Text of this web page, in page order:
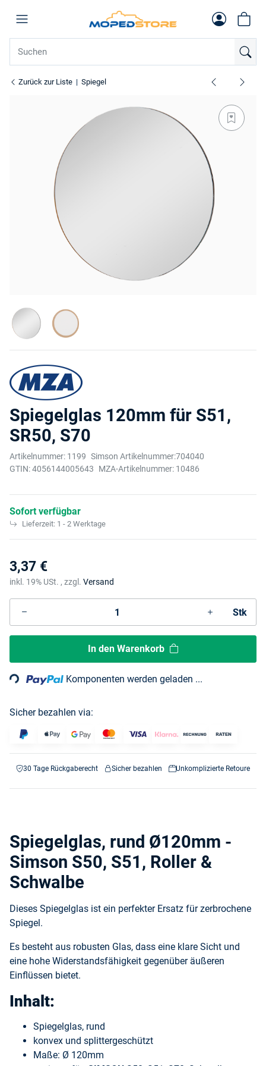
Zurück zur Liste Spiegel
Spiegelglas 120mm für S51,
SR50, S70
Artikelnummer: 1199 Simson Artikelnummer:704040
GTIN:4056144005643 MZA-Artikelnummer: 10486
Sofort verfügbar
Lieferzeit: 1 - 2 Werktage
3,37 €
inkl. 19% USt. , zzgl. Versand
Stk
In den Warenkorb
Loading... Komponenten werden geladen ...
Sicher bezahlen via:
30 Tage Rückgaberecht Sicher bezahlen Unkomplizierte Retoure
Spiegelglas, rund Ø120mm -
Simson S50, S51, Roller &
Schwalbe
Dieses Spiegelglas ist ein perfekter Ersatz für zerbrochene
Spiegel.
Es besteht aus robusten Glas, dass eine klare Sicht und
eine hohe Widerstandsfähigkeit gegenüber äußeren
Einflüssen bietet.
Inhalt:
Spiegelglas, rund
konvex und splittergeschützt
Maße: Ø 120mm